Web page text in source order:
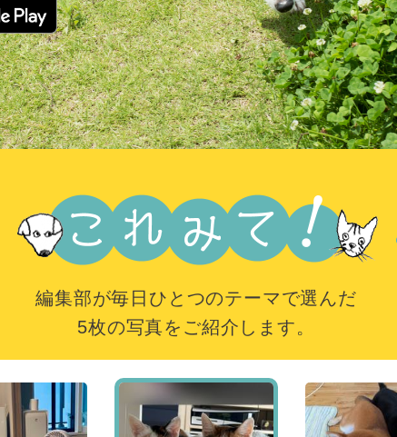
編集部が毎日ひとつのテーマで選んだ
5枚の写真をご紹介します。